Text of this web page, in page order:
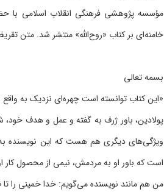
مؤسسه پژوهشی فرهنگی انقلاب اسلامی با
خامنه‌ای بر کتاب «روح‌الله» منتشر شد. متن
بسمه تعالی
«این کتاب توانسته است چهره‌ای نزدیک به واقع
پولادین، باور ژرف به گفته و عمل و هدف خود،
ویژگی‌های دیگری هم هست که این نویسنده
است که باور او به مردمش، نیمی از محصول کار
من هم مانند نویسنده می‌گویم: خدا خمینی را